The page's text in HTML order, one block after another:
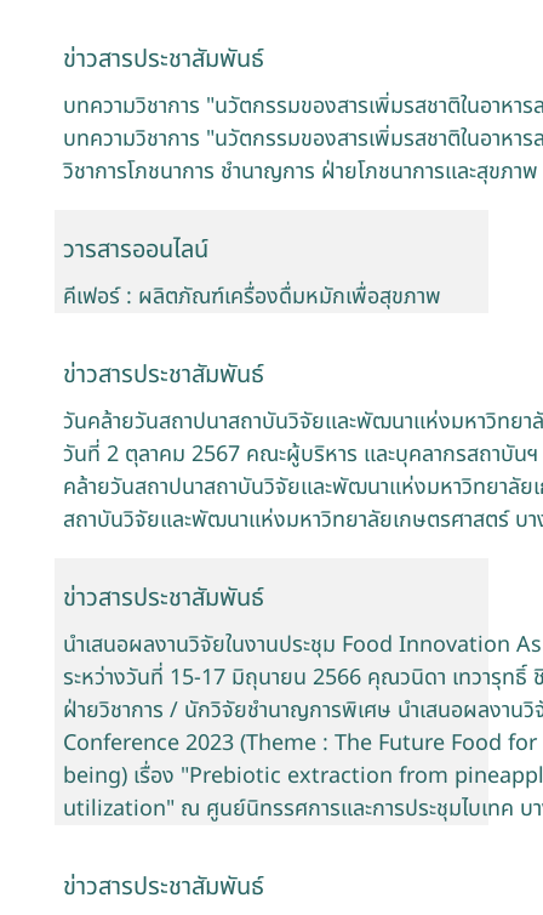
ข่าวสารประชาสัมพันธ์
บทความวิชาการ "นวัตกรรมของสารเพิ่มรสชาติในอาหาร
บทความวิชาการ "นวัตกรรมของสารเพิ่มรสชาติในอาหา
วิชาการโภชนาการ ชำนาญการ ฝ่ายโภชนาการและสุข
วารสารออนไลน์
คีเฟอร์ : ผลิตภัณฑ์เครื่องดื่มหมักเพื่อสุขภาพ
ข่าวสารประชาสัมพันธ์
วันคล้ายวันสถาปนาสถาบันวิจัยและพัฒนาแห่งมหาวิทย
วันที่ 2 ตุลาคม 2567 คณะผู้บริหาร และบุคลากรสถาบัน
คล้ายวันสถาปนาสถาบันวิจัยและพัฒนาแห่งมหาวิทยาลั
สถาบันวิจัยและพัฒนาแห่งมหาวิทยาลัยเกษตรศาสตร์ บา
ข่าวสารประชาสัมพันธ์
นำเสนอผลงานวิจัยในงานประชุม Food Innovation
ระหว่างวันที่ 15-17 มิถุนายน 2566 คุณวนิดา เทวารุท
ฝ่ายวิชาการ / นักวิจัยชำนาญการพิเศษ นำเสนอผลงา
Conference 2023 (Theme : The Future Food
being) เรื่อง "Prebiotic extraction from
utilization" ณ ศูนย์นิทรรศการและการประชุมไบเทค บ
ข่าวสารประชาสัมพันธ์